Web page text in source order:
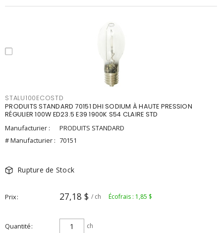
STALU100ECOSTD
PRODUITS STANDARD 70151 DHI SODIUM À HAUTE PRESSION
RÉGULIER 100W ED23.5 E39 1900K S54 CLAIRE STD
Manufacturier :
PRODUITS STANDARD
# Manufacturier : 70151
Rupture de Stock
Prix 27,18 $ / ch Écofrais : 1,85 $
Quantité ch